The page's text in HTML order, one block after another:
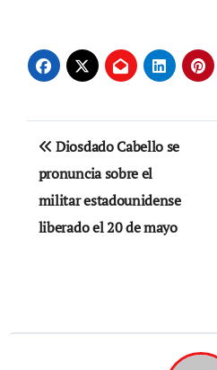
Navegación
de
entradas
Diosdado Cabello se
pronuncia sobre el
militar estadounidense
liberado el 20 de mayo